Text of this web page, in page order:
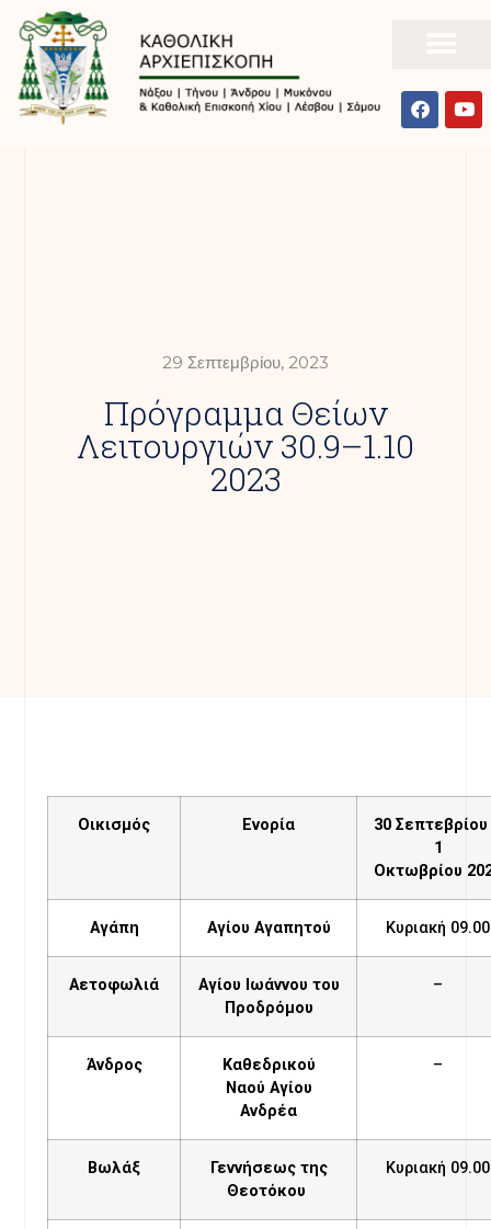
29 Σεπτεμβρίου, 2023
Πρόγραμμα Θείων
Λειτουργιών 30.9–1.10
2023
Οικισμός Ενορία
30
1
Οκτωβρίου
Αγάπη Αγίου Αγαπητού Κυριακή 09.00
Αετοφωλιά
Αγίου Ιωάννου του
Προδρόμου
–
Άνδρος
Καθεδρικού
Ναού Αγίου
Ανδρέα
–
Βωλάξ
Γεννήσεως της
Θεοτόκου
Κυριακή 09.00